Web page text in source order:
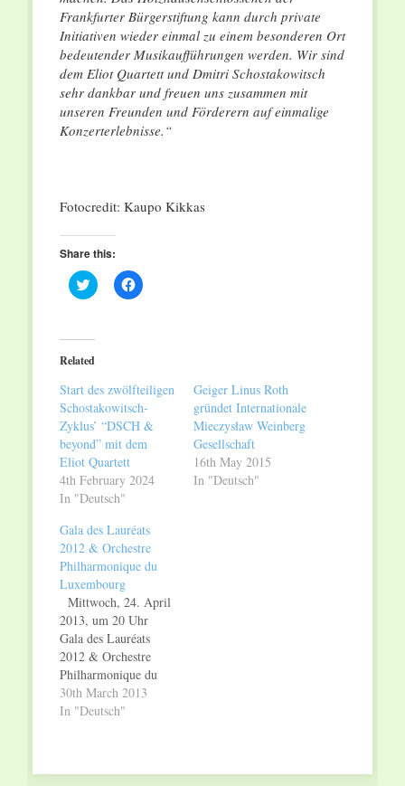
Frankfurter Bürgerstiftung kann durch private
Initiativen wieder einmal zu einem besonderen Ort
bedeutender Musikaufführungen werden. Wir sind
dem Eliot Quartett und Dmitri Schostakowitsch
sehr dankbar und freuen uns zusammen mit
unseren Freunden und Förderern auf einmalige
Konzerterlebnisse.“
Fotocredit: Kaupo Kikkas
Share this:
Click
to
(Opens
in
new
Click
to
Related
Start des zwölfteiligen
Schostakowitsch-
Zyklus’ “DSCH &
beyond” mit dem
Eliot Quartett
4th February 2024
In "Deutsch"
Geiger Linus Roth
gründet Internationale
Mieczysław Weinberg
Gesellschaft
16th May 2015
In "Deutsch"
Gala des Lauréats
2012 & Orchestre
Philharmonique du
Luxembourg
Mittwoch, 24. April
2013, um 20 Uhr
Gala des Lauréats
2012 & Orchestre
Philharmonique du
Luxembourg
Preisträger der
30th March 2013
In "Deutsch"